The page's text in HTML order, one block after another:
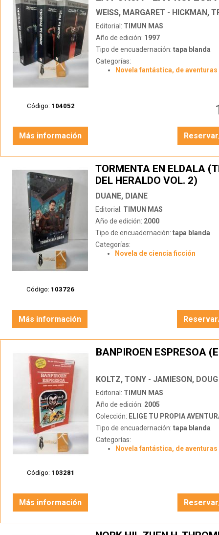
Código: 104052
TRIUNFO)
WEISS, MARGARET - HICKMAN,
Editorial: TIMUN MAS
Año de edición: 1997
Tipo de encuadernación: tapa blanda
Categorías:
Novela fantástica, de aventuras
Más información
Código: 103726
TORMENTA EN ELDALA
DEL HERALDO VOL. 2)
DUANE, DIANE
Editorial: TIMUN MAS
Año de edición: 2000
Tipo de encuadernación: tapa blanda
Categorías:
Novela de ciencia ficción
Más información
Código: 103281
BANPIROEN ESPRESOA
KOLTZ, TONY - JAMIESON, DOUG
Editorial: TIMUN MAS
Año de edición: 2005
Colección: ELIGE TU PROPIA
Tipo de encuadernación: tapa blanda
Categorías:
Novela fantástica, de aventuras
Más información